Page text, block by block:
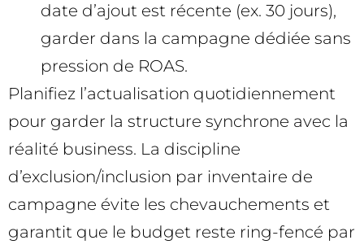
date d’ajout est récente (ex. 30 jours),
garder dans la campagne dédiée sans
pression de ROAS.
Planifiez l’actualisation quotidiennement
pour garder la structure synchrone avec la
réalité business. La discipline
d’exclusion/inclusion par inventaire de
campagne évite les chevauchements et
garantit que le budget reste ring-fencé par